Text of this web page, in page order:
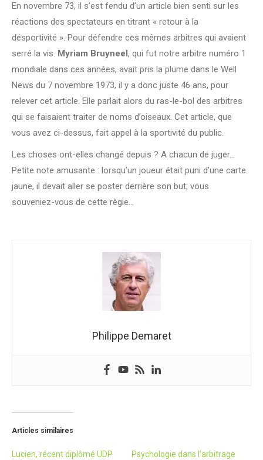
En novembre 73, il s’est fendu d’un article bien senti sur les
réactions des spectateurs en titrant « retour à la
désportivité ». Pour défendre ces mêmes arbitres qui avaient
serré la vis. Myriam Bruyneel , qui fut notre arbitre numéro 1
mondiale dans ces années, avait pris la plume dans le Well
News du 7 novembre 1973, il y a donc juste 46 ans, pour
relever cet article. Elle parlait alors du ras-le-bol des arbitres
qui se faisaient traiter de noms d’oiseaux. Cet article, que
vous avez ci-dessus, fait appel à la sportivité du public.
Les choses ont-elles changé depuis ? A chacun de juger…
Petite note amusante : lorsqu’un joueur était puni d’une carte
jaune, il devait aller se poster derrière son but; vous
souveniez-vous de cette règle…
Philippe Demaret
Articles similaires
Lucien, récent diplômé UDP
Psychologie dans l’arbitrage